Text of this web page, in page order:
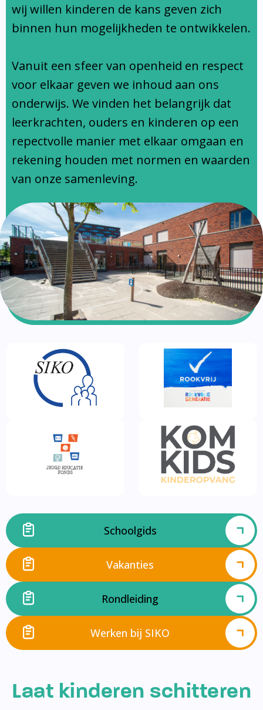
Ondersteuningsprofiel
wij willen kinderen de kans geven zich
binnen hun mogelijkheden te ontwikkelen.
Vanuit een sfeer van openheid en respect
voor elkaar geven we inhoud aan ons
onderwijs. We vinden het belangrijk dat
leerkrachten, ouders en kinderen op een
repectvolle manier met elkaar omgaan en
rekening houden met normen en waarden
van onze samenleving.
Schoolgids
Vakanties
Rondleiding
Werken bij SIKO
Laat kinderen schitteren